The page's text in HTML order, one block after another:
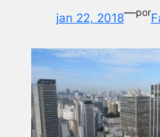
jan 22, 2018—por